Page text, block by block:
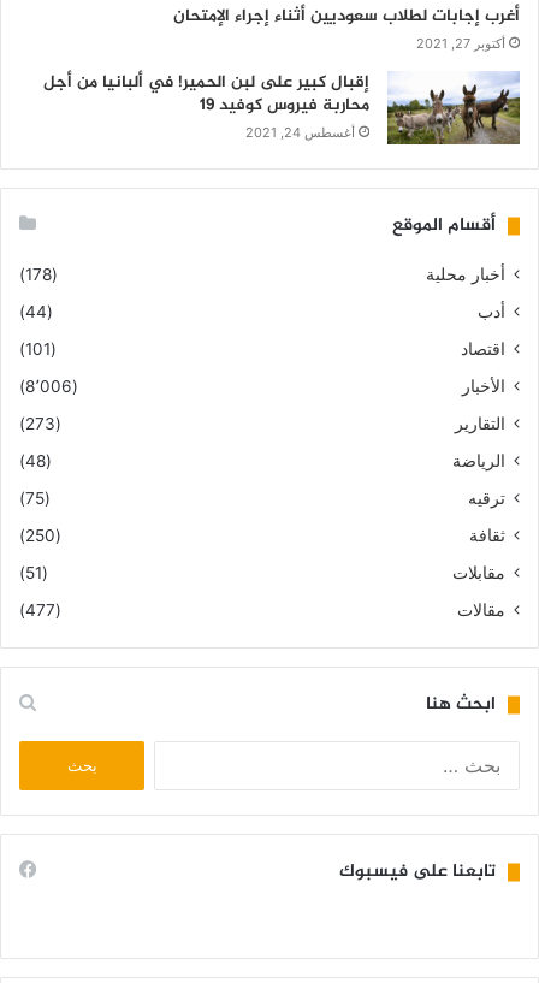
أغرب إجابات لطلاب سعوديين أثناء إجراء الإمتحان
أكتوبر 27, 2021
إقبال كبير على لبن الحمير! في ألبانيا من أجل
محاربة فيروس كوفيد 19
أغسطس 24, 2021
أقسام الموقع
أخبار محلية
(178)
أدب
(44)
اقتصاد
(101)
الأخبار
(8٬006)
التقارير
(273)
الرياضة
(48)
ترقيه
(75)
ثقافة
(250)
مقابلات
(51)
مقالات
(477)
ابحث هنا
تابعنا على فيسبوك